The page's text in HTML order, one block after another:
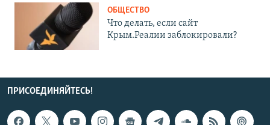
ОБЩЕСТВО
Что делать, если сайт
Крым.Реалии заблокировали?
ПРИСОЕДИНЯЙТЕСЬ!